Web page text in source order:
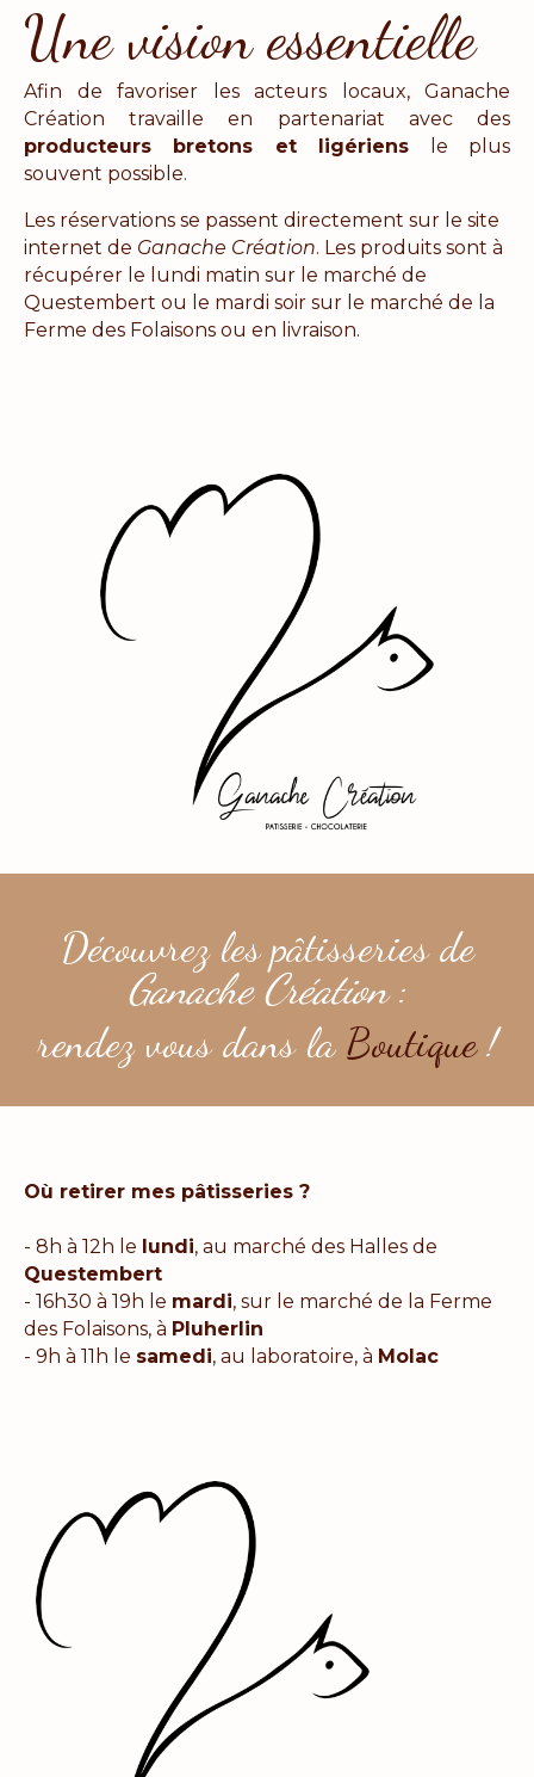
Une vision essentielle
Afin de favoriser les acteurs locaux, Ganache
Création travaille en partenariat avec des
producteurs bretons et ligériens le plus
souvent possible.
Les réservations se passent directement sur le site
internet de Ganache Création. Les produits sont à
récupérer le lundi matin sur le marché de
Questembert ou le mardi soir sur le marché de la
Ferme des Folaisons ou en livraison.
Découvrez les pâtisseries de
Ganache Création:
rendez vous dans la Boutique!
Où retirer mes pâtisseries ?
- 8h à 12h le lundi, au marché des Halles de
Questembert
- 16h30 à 19h le mardi, sur le marché de la Ferme
des Folaisons, à Pluherlin
- 9h à 11h le samedi, au laboratoire, à Molac